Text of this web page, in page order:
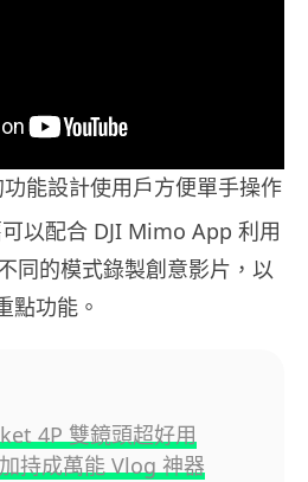
能設計使用戶方便單手操作
以配合 DJI Mimo App 利用
同的模式錄製創意影片，以
點功能。
4P 雙鏡頭超好用
持成萬能 Vlog 神器